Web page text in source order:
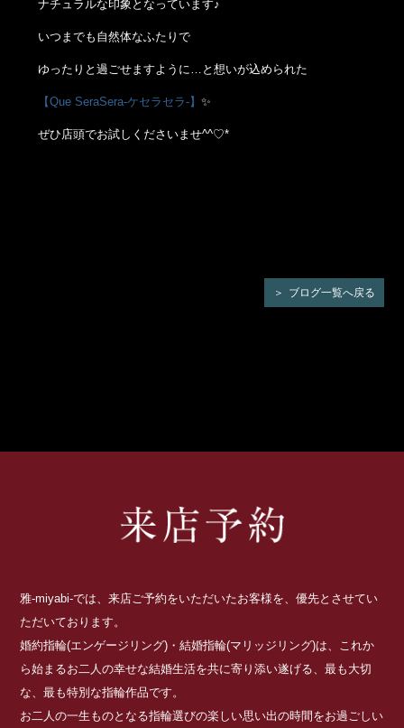
ナチュラルな印象となっています♪
いつまでも自然体なふたりで
ゆったりと過ごせますように…と想いが込められた
【Que SeraSera-ケセラセラ-】✨
ぜひ店頭でお試しくださいませ^^♡*
ブログ一覧へ戻る
雅-miyabi-では、来店ご予約をいただいたお客様を、優先とさせてい
ただいております。
婚約指輪(エンゲージリング)・結婚指輪(マリッジリング)は、これか
ら始まるお二人の幸せな結婚生活を共に寄り添い遂げる、最も大切
な、最も特別な指輪作品です。
お二人の一生ものとなる指輪選びの楽しい思い出の時間をお過ごしい